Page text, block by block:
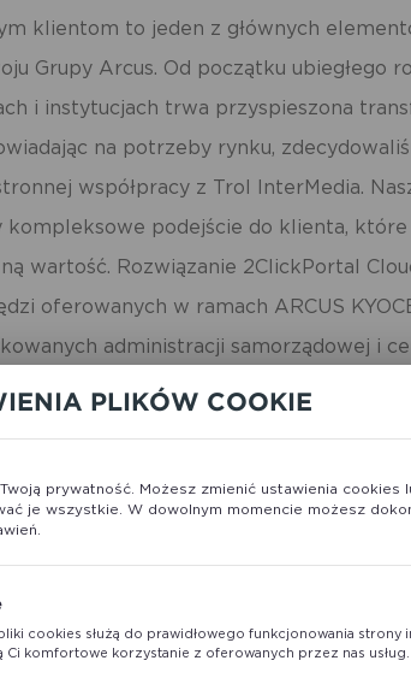
klientom to jeden z głównych
Grupy Arcus. Od początku ubiegłego
i instytucjach trwa przyspieszona
na potrzeby rynku,
współpracy z Trol InterMedia.
kompleksowe podejście do klienta,
wartość. Rozwiązanie 2ClickPortal
oferowanych w ramach ARCUS
administracji samorządowej i
MICHAŁ CZEREDYS, PREZES ZARZĄDU ARCUS
PLIKÓW COOKIE
prywatność. Możesz zmienić ustawienia cookies
je wszystkie. W dowolnym momencie możesz
cookies służą do prawidłowego funkcjonowania strony
Ci komfortowe korzystanie z oferowanych przez nas usług.